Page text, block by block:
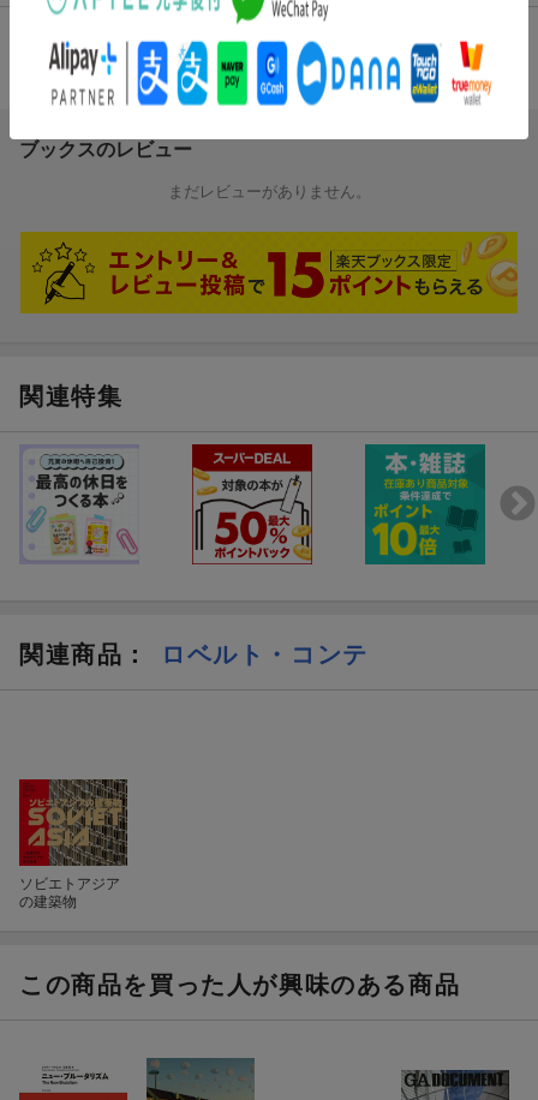
総合評価：
条件に満たないため、評価は表示できません。
ブックスのレビュー
まだレビューがありません。
関連特集
関連商品 ： ロベルト・コンテ
ソビエトアジア
の建築物
この商品を買った人が興味のある商品